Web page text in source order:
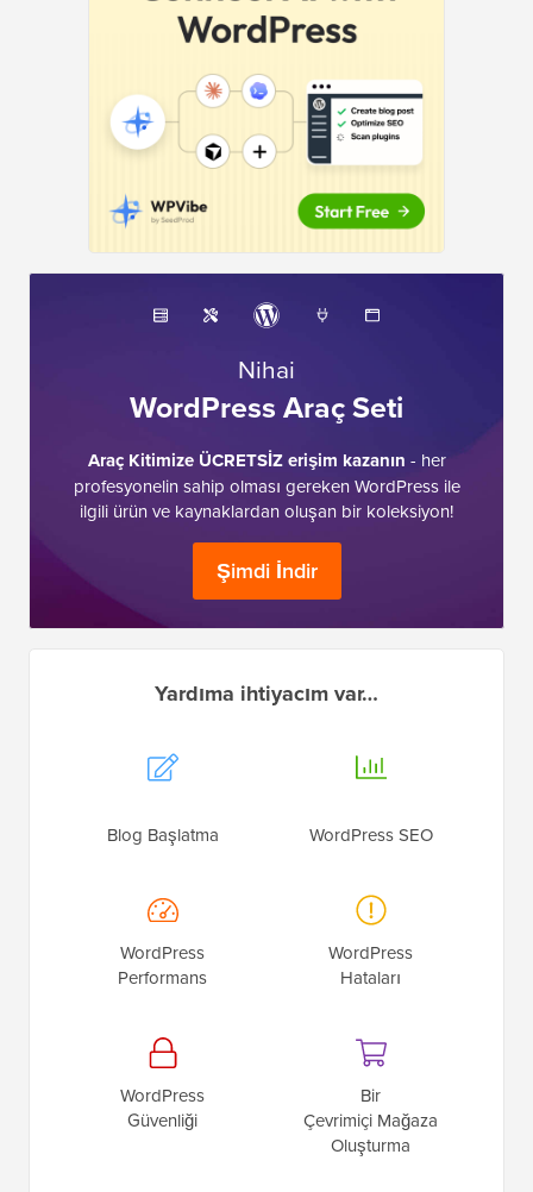
Nihai
WordPress Araç Seti
Araç Kitimize ÜCRETSİZ erişim kazanın - her
profesyonelin sahip olması gereken WordPress ile
ilgili ürün ve kaynaklardan oluşan bir koleksiyon!
Şimdi İndir
Yardıma ihtiyacım var…
Blog Başlatma WordPress SEO
WordPress
Performans
WordPress
Hataları
WordPress
Güvenliği
Bir
Çevrimiçi Mağaza
Oluşturma